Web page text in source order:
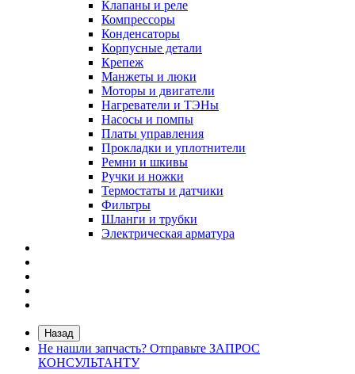
Клапаны и реле
Компрессоры
Конденсаторы
Корпусные детали
Крепеж
Манжеты и люки
Моторы и двигатели
Нагреватели и ТЭНы
Насосы и помпы
Платы управления
Прокладки и уплотнители
Ремни и шкивы
Ручки и ножки
Термостаты и датчики
Фильтры
Шланги и трубки
Электрическая арматура
Назад
Не нашли запчасть? Отправьте ЗАПРОС
КОНСУЛЬТАНТУ